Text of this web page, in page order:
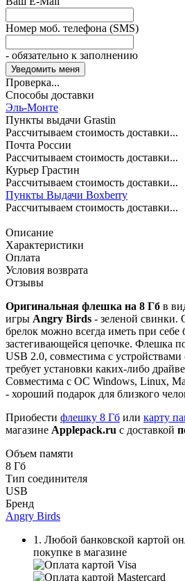
Номер моб. телефона (SMS)
- обязательно к заполнению
Проверка...
Способы доставки
Эль-Монте
Пункты выдачи Grastin
Рассчитываем стоимость доставки...
Почта России
Рассчитываем стоимость доставки...
Курьер Грастин
Рассчитываем стоимость доставки...
Пункты Выдачи Boxberry
Рассчитываем стоимость доставки...
Описание
Характеристики
Оплата
Условия возврата
Отзывы
Оригинальная флешка на 8 Гб в
игры Angry Birds - зеленой
брелок можно всегда иметь при себе
застегивающейся цепочке. Флешка
USB 2.0, совместима с
требует установки каких-либо
Совместима с ОС Windows, Linux,
- хороший подарок для близкого
Приобести флешку 8 Гб или карту
магазине Applepack.ru с доставкой
Объем памяти
8 Гб
Тип соединителя
USB
Бренд
Angry Birds
1. Любой банковской картой
покупке в магазине